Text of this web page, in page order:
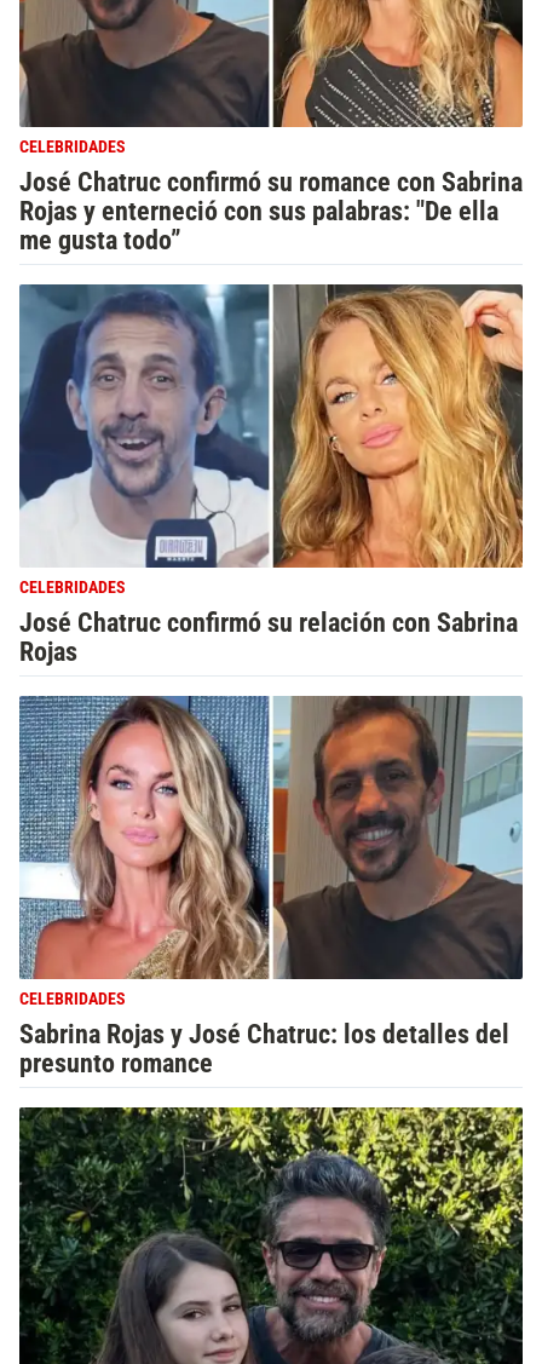
CELEBRIDADES
José Chatruc confirmó su romance con Sabrina
Rojas y enterneció con sus palabras: "De ella
me gusta todo”
CELEBRIDADES
José Chatruc confirmó su relación con Sabrina
Rojas
CELEBRIDADES
Sabrina Rojas y José Chatruc: los detalles del
presunto romance